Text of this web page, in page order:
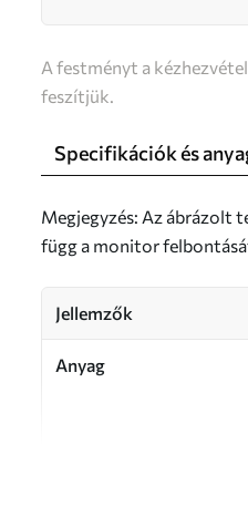
A festményt a
feszítjük.
Specifikációk és
Megjegyzés: Az ábrázolt
függ a monitor
Jellemzők
Anyag